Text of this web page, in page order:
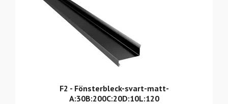
F2 - Fönsterbleck-svart-matt-
A:30B:200C:20D:10L:120